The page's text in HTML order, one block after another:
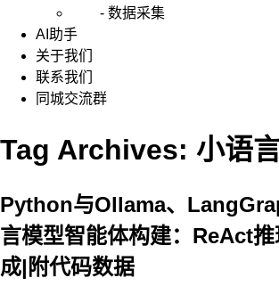
- 数据采集
AI助手
关于我们
联系我们
同城交流群
Tag Archives: 小语
Python与Ollama、
言模型智能体构建：ReAct
成|附代码数据